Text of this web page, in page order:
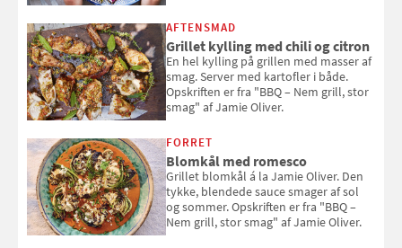
selvstændigt måltid. Opskriften er fra
Louisa Lorangs kogebog "Salat".
AFTENSMAD
Grillet kylling med chili og citron
En hel kylling på grillen med masser af
smag. Server med kartofler i både.
Opskriften er fra "BBQ – Nem grill, stor
smag" af Jamie Oliver.
FORRET
Blomkål med romesco
Grillet blomkål á la Jamie Oliver. Den
tykke, blendede sauce smager af sol
og sommer. Opskriften er fra "BBQ –
Nem grill, stor smag" af Jamie Oliver.